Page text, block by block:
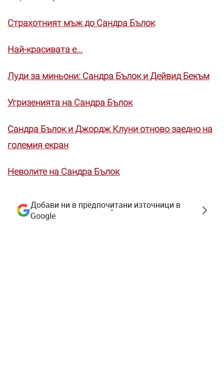
Страхотният мъж до Сандра Бълок
Най-красивата е...
Луди за миньони: Сандра Бълок и Дейвид Бекъм
Угризенията на Сандра Бълок
Сандра Бълок и Джордж Клуни отново заедно на
големия екран
Неволите на Сандра Бълок
Добави ни в предпочитани източници в
Google